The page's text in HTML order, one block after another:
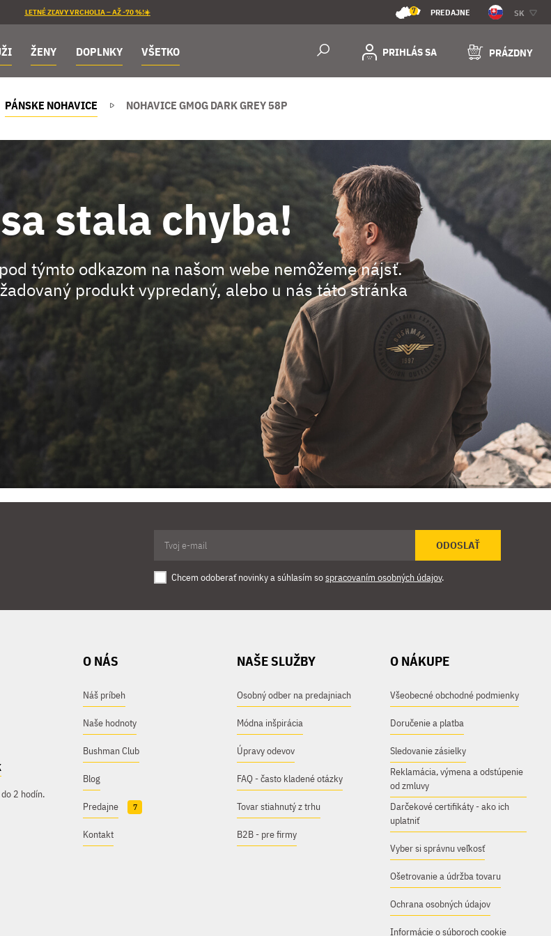
LETNÉ ZĽAVY VRCHOLIA – AŽ -70 %!☀️ 7 PREDAJNE SK
ŽENY DOPLNKY VŠETKO PRIHLÁS SA PRÁZDNY
PÁNSKE NOHAVICE NOHAVICE GMOG DARK GREY 58P
stala chyba!
týmto odkazom na našom webe nemôžeme nájsť.
produkt vypredaný, alebo u nás táto stránka
ODOSLAŤ
Chcem odoberať novinky a súhlasím sospracovaním osobných údajov.
2 hodín.
O NÁS
Náš príbeh
Naše hodnoty
Bushman Club
Blog
Predajne 7
Kontakt
NAŠE SLUŽBY
Osobný odber na predajniach
Módna inšpirácia
Úpravy odevov
FAQ - často kladené otázky
Tovar stiahnutý z trhu
B2B - pre firmy
O NÁKUPE
Všeobecné obchodné podmienky
Doručenie a platba
Sledovanie zásielky
Reklamácia, výmena a odstúpenie
od zmluvy
Darčekové certifikáty - ako ich
uplatniť
Vyber si správnu veľkosť
Ošetrovanie a údržba tovaru
Ochrana osobných údajov
Informácie o súboroch cookie